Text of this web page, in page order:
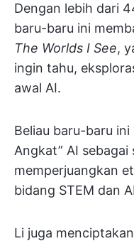
Dengan lebih dari
baru-baru ini
The Worlds I See,
ingin tahu,
awal AI.
Beliau baru-baru
Angkat” AI
memperjuangkan
bidang STEM dan
Li juga